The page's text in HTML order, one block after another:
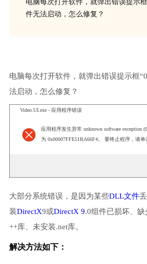
电脑每次打开软件，就弹出错误提示框
件无法启动，怎么修复？
电脑每次打开软件，就弹出错误提示框
法启动，怎么修复？
Video.UI.exe - 应用程序错误
应用程序发生异常 unknown software exception
为 0x00007FFE51BA66F4。 要终止程序，请单
大部分系统错误，是因为某些DLL文件
装DirectX9或DirectX 9.0组件已损坏、
++库、未安装.net库。
解决方法如下：